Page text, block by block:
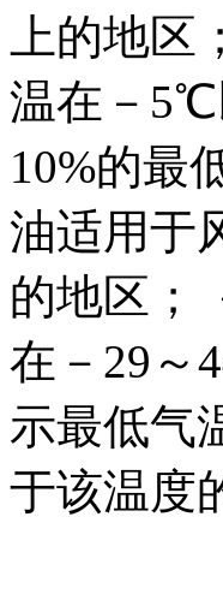
上的地
温在－5℃
10%的最
油适用于
的地区；
在－29～
示最低气
于该温度